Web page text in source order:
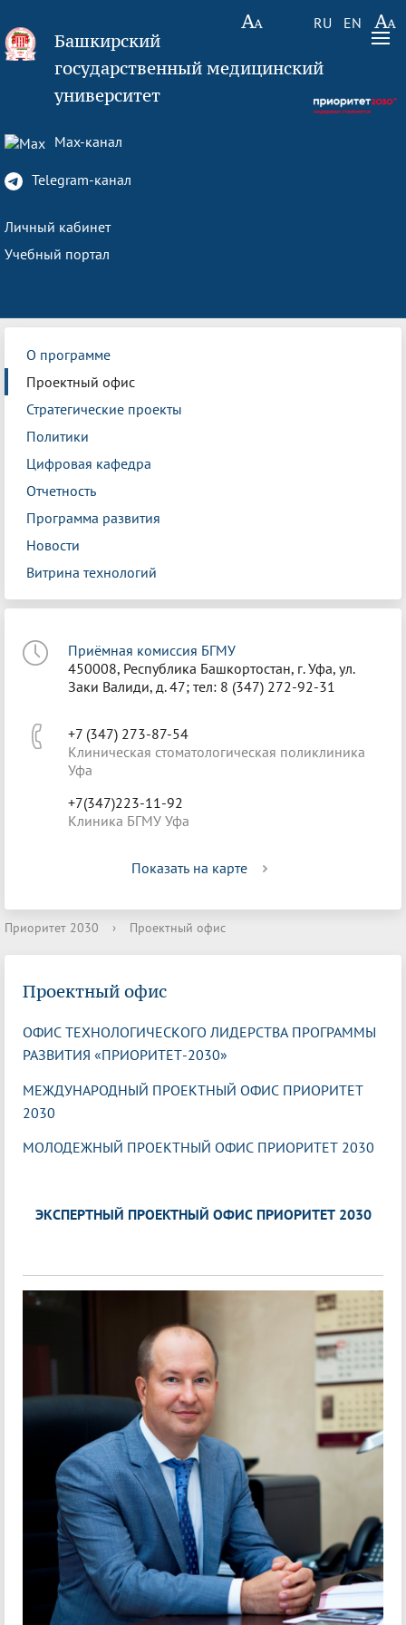
RU EN
Башкирский
государственный медицинский
университет
Max-канал
Telegram-канал
Личный кабинет
Учебный портал
О программе
Проектный офис
Стратегические проекты
Политики
Цифровая кафедра
Отчетность
Программа развития
Новости
Витрина технологий
Приёмная комиссия БГМУ
450008, Республика Башкортостан, г. Уфа, ул.
Заки Валиди, д. 47; тел: 8 (347) 272-92-31
+7 (347) 273-87-54
Клиническая стоматологическая поликлиника
Уфа
+7(347)223-11-92
Клиника БГМУ Уфа
Показать на карте
Приоритет 2030 › Проектный офис
Проектный офис
ОФИС ТЕХНОЛОГИЧЕСКОГО ЛИДЕРСТВА ПРОГРАММЫ
РАЗВИТИЯ «ПРИОРИТЕТ-2030»
МЕЖДУНАРОДНЫЙ ПРОЕКТНЫЙ ОФИС ПРИОРИТЕТ
2030
МОЛОДЕЖНЫЙ ПРОЕКТНЫЙ ОФИС ПРИОРИТЕТ 2030
ЭКСПЕРТНЫЙ ПРОЕКТНЫЙ ОФИС ПРИОРИТЕТ 2030